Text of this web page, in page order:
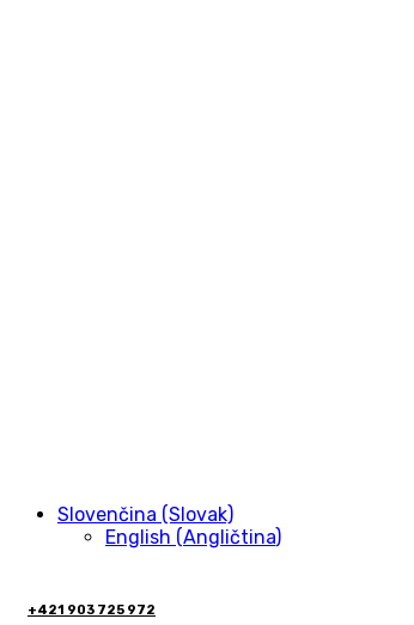
Slovenčina (Slovak)
English (Angličtina)
+421 903 725 972